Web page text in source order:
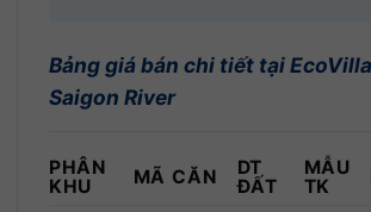
Bảng giá bán chi tiết tại
Saigon River
PHÂN
KHU
MÃ CĂN
DT
ĐẤT
MẪU
TK